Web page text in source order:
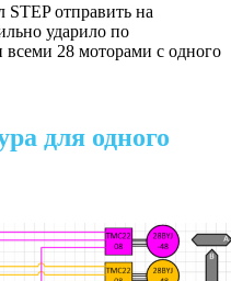
отправить на
ударило по
28 моторами с одного
для одного